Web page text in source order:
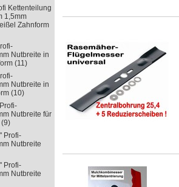
Kettenteilung
1,5mm
Zahnform
Nutbreite in
(11)
Nutbreite in
(10)
Nutbreite für
(9)
Profi-
Nutbreite
Profi-
Nutbreite